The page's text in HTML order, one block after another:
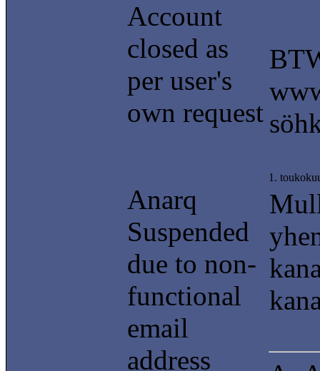
Account
closed as
per user's
own request
Anarq
Suspended
due to non-
functional
email
address
1.